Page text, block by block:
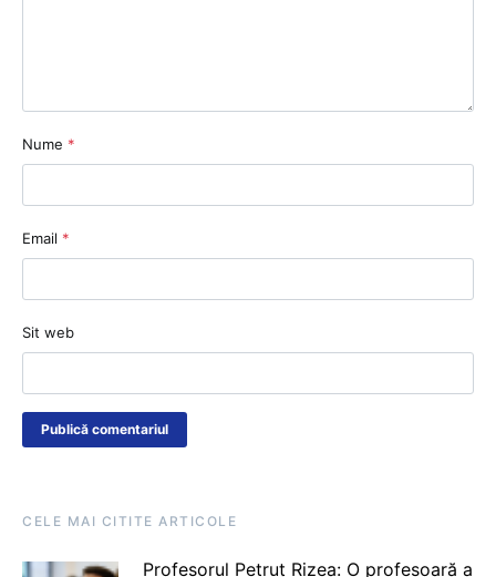
Nume *
Email *
Sit web
CELE MAI CITITE ARTICOLE
Profesorul Petruț Rizea: O profesoară a